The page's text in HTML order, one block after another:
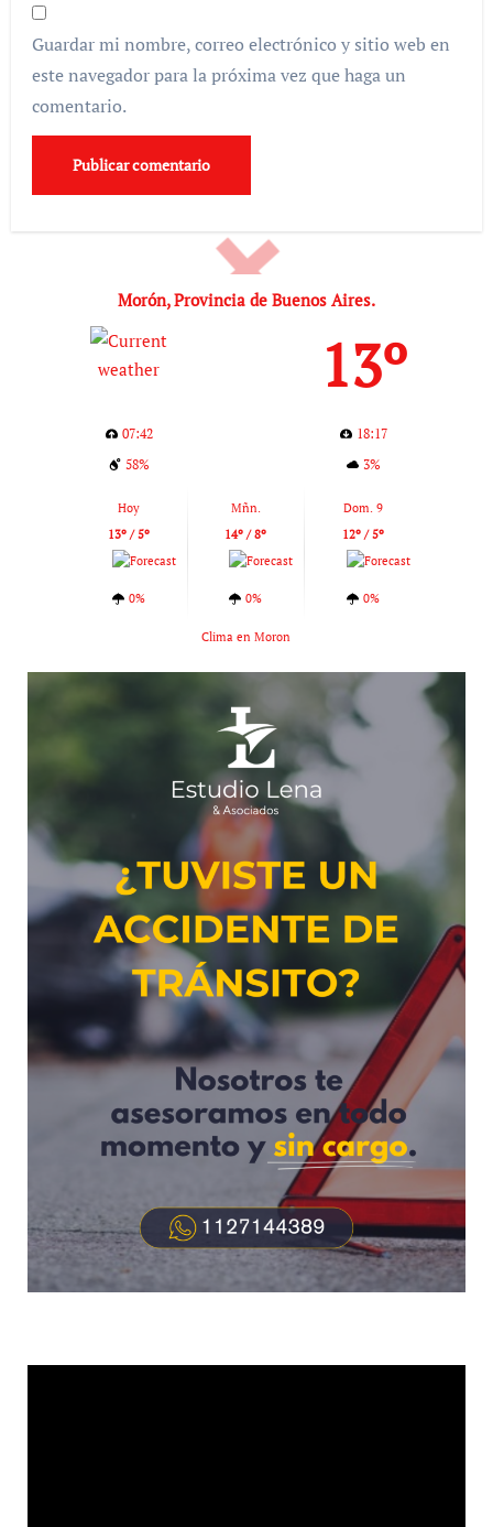
Guardar mi nombre, correo electrónico y sitio web en
este navegador para la próxima vez que haga un
comentario.
Morón, Provincia de Buenos Aires.
13º
07:42
18:17
58%
3%
Hoy
13º / 5º
0%
Mñn.
14º / 8º
0%
Dom. 9
12º / 5º
0%
Clima en Moron